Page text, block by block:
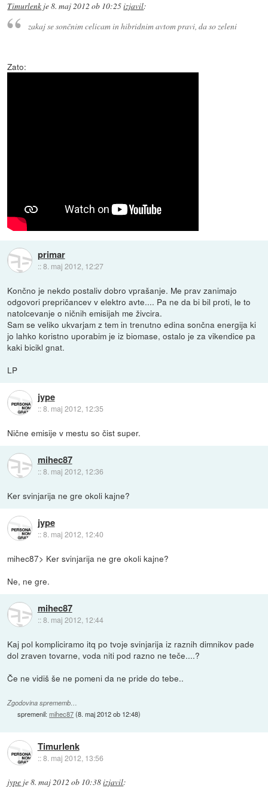
Timurlenk je8. maj 2012 ob 10:25izjavil:
zakaj se sončnim celicam in hibridnim avtom pravi, da so zeleni
Zato:
primar
::8. maj 2012, 12:27
Končno je nekdo postaliv dobro vprašanje. Me prav zanimajo
odgovori prepričancev v elektro avte.... Pa ne da bi bil proti, le to
natolcevanje o ničnih emisijah me živcira.
Sam se veliko ukvarjam z tem in trenutno edina sončna energija ki
jo lahko koristno uporabim je iz biomase, ostalo je za vikendice pa
kaki bicikl gnat.
LP
jype
::8. maj 2012, 12:35
Nične emisije v mestu so čist super.
mihec87
::8. maj 2012, 12:36
Ker svinjarija ne gre okoli kajne?
jype
::8. maj 2012, 12:40
mihec87> Ker svinjarija ne gre okoli kajne?
Ne, ne gre.
mihec87
::8. maj 2012, 12:44
Kaj pol kompliciramo itq po tvoje svinjarija iz raznih dimnikov pade
dol zraven tovarne, voda niti pod razno ne teče....?
Če ne vidiš še ne pomeni da ne pride do tebe..
Zgodovina sprememb…
spremenil:mihec87(8. maj 2012 ob 12:48)
Timurlenk
::8. maj 2012, 13:56
jype je8. maj 2012 ob 10:38izjavil: